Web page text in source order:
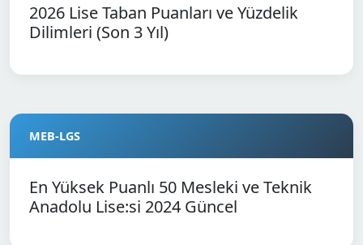
2026 Lise Taban Puanları ve Yüzdelik
Dilimleri (Son 3 Yıl)
MEB-LGS
En Yüksek Puanlı 50 Mesleki ve Teknik
Anadolu Lise:si 2024 Güncel